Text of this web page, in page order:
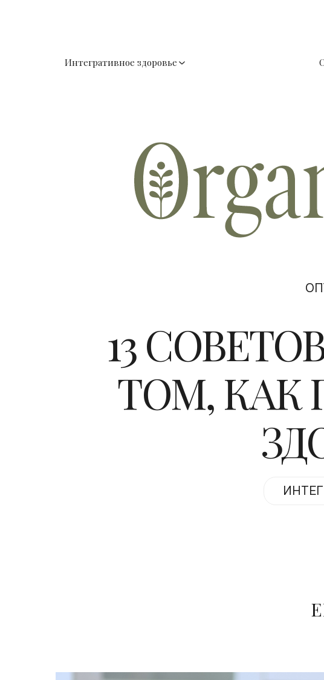
Интегративное здоровье
13
ТОМ, КАК